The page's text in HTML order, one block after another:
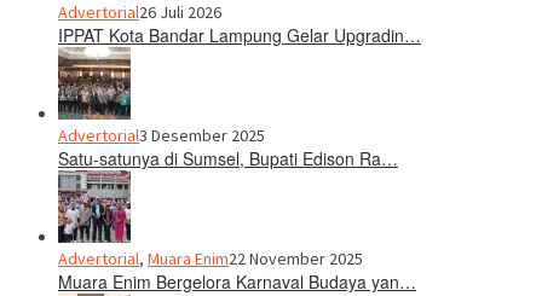
Advertorial26 Juli 2026
IPPAT Kota Bandar Lampung Gelar Upgradin…
Advertorial3 Desember 2025
Satu-satunya di Sumsel, Bupati Edison Ra…
Advertorial, Muara Enim22 November 2025
Muara Enim Bergelora Karnaval Budaya yan…